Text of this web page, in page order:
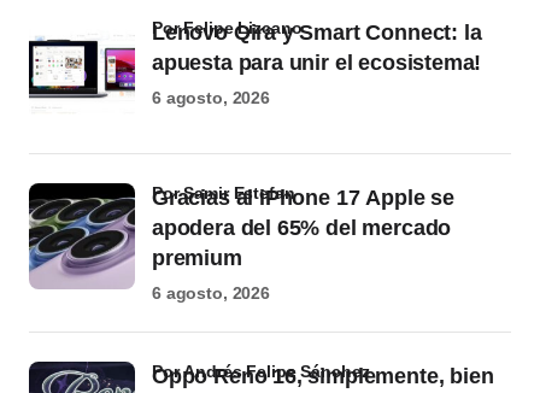
Lenovo Qira y Smart Connect: la
apuesta para unir el ecosistema!
por Felipe Lizcano
6 agosto, 2026
Gracias al iPhone 17 Apple se
apodera del 65% del mercado
premium
por Samir Estefan
6 agosto, 2026
Oppo Reno 16, simplemente, bien
por Andrés Felipe Sánchez